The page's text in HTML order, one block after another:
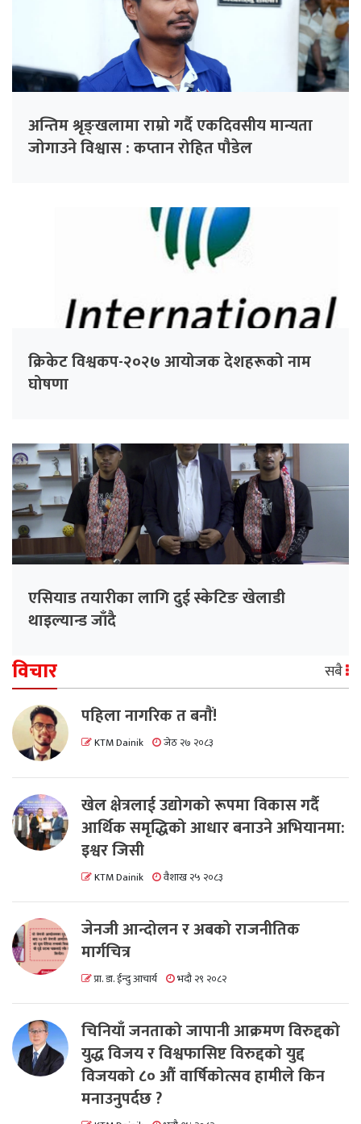
अन्तिम श्रृङ्खलामा राम्रो गर्दै एकदिवसीय मान्यता
जोगाउने विश्वास : कप्तान रोहित पौडेल
क्रिकेट विश्वकप-२०२७ आयोजक देशहरूको नाम
घोषणा
एसियाड तयारीका लागि दुई स्केटिङ खेलाडी
थाइल्यान्ड जाँदै
विचार सबै
पहिला नागरिक त बनाैं!
KTM Dainik जेठ २७ २०८३
खेल क्षेत्रलाई उद्योगको रूपमा विकास गर्दै
आर्थिक समृद्धिको आधार बनाउने अभियानमा:
इश्वर जिसी
KTM Dainik वैशाख २५ २०८३
जेनजी आन्दोलन र अबको राजनीतिक
मार्गचित्र
प्रा. डा. ईन्दु आचार्य भदौ २९ २०८२
चिनियाँ जनताको जापानी आक्रमण विरुद्दको
युद्ध विजय र विश्वफासिष्ट विरुद्दको युद्द
विजयको ८० औं वार्षिकोत्सव हामीले किन
मनाउनुपर्दछ ?